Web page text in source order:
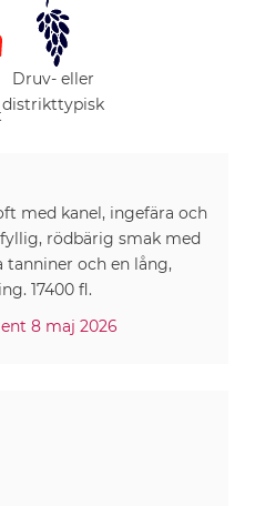
Druv- eller
distrikttypisk
med kanel, ingefära och
rödbärig smak med
och en lång,
17400 fl.
8 maj 2026